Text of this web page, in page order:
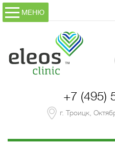
МЕНЮ
+7 (495)
г. Троицк,